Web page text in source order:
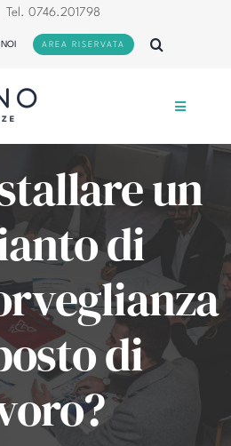
Tel. 0746.201798
AREA RISERVATA
Toggle
un
di
di